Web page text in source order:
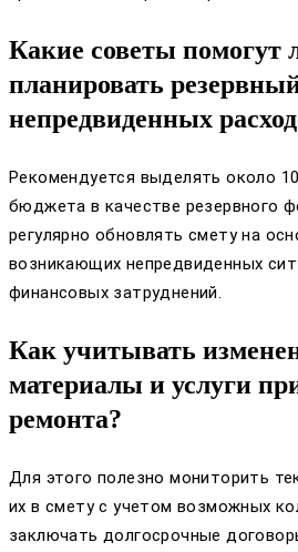
Какие советы помогут
планировать
непредвиденных
Рекомендуется выделять около
бюджета в качестве резервного
регулярно обновлять смету на
возникающих непредвиденных
финансовых затруднений.
Как учитывать
материалы и услуги
ремонта?
Для этого полезно мониторить
их в смету с учетом возможных
заключать долгосрочные